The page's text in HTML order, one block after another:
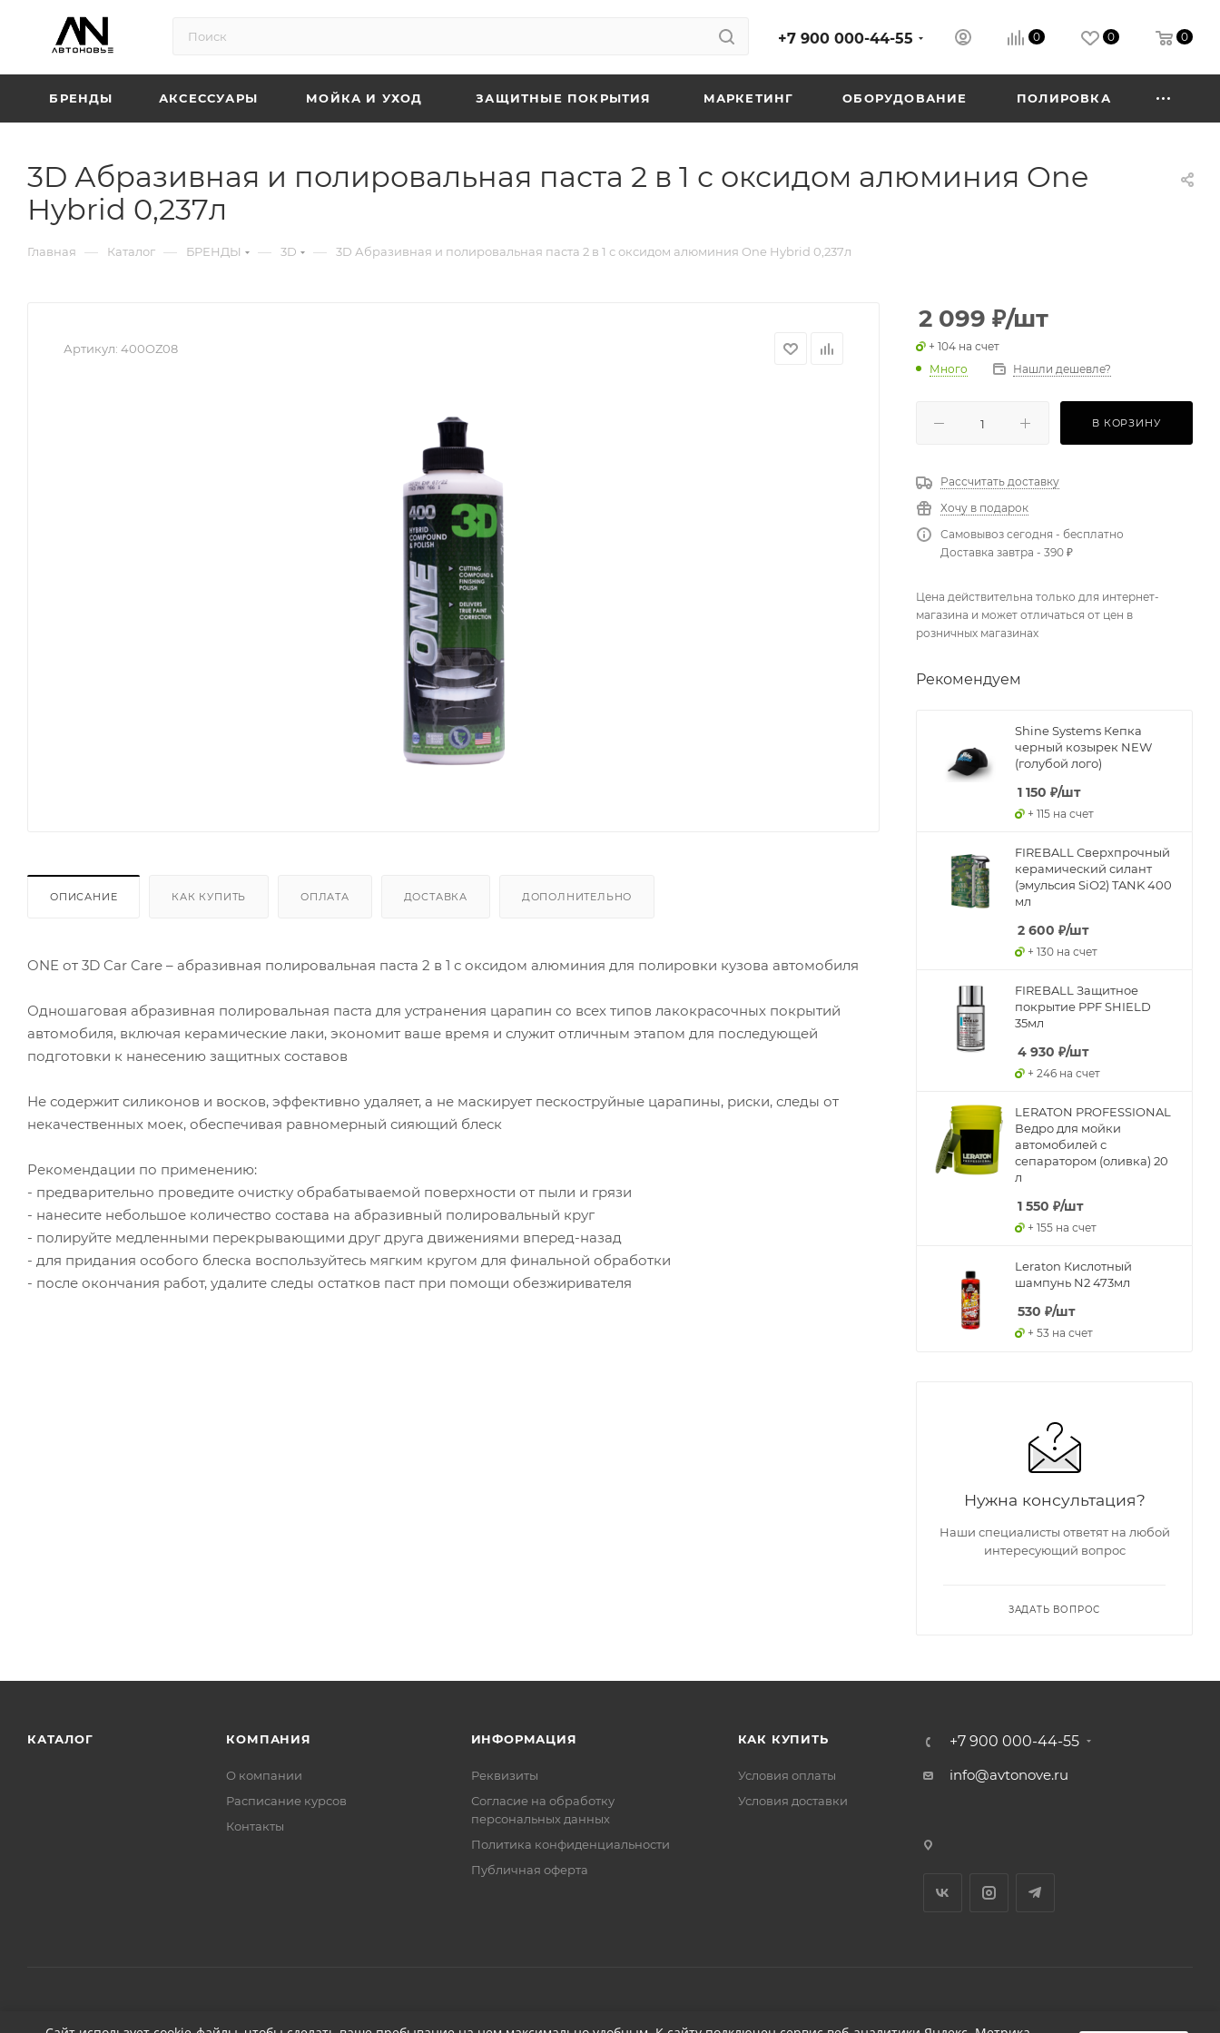
+7 900 000-44-55 0 0 0
БРЕНДЫ АКСЕССУАРЫ МОЙКА И УХОД ЗАЩИТНЫЕ ПОКРЫТИЯ МАРКЕТИНГ ОБОРУДОВАНИЕ ПОЛИРОВКА
3D Абразивная и полировальная паста 2 в 1 с оксидом алюминия One
Hybrid 0,237л
Главная — Каталог — БРЕНДЫ — 3D — 3D Абразивная и полировальная паста 2 в 1 с оксидом алюминия One Hybrid 0,237л
Артикул: 400OZ08
ОПИСАНИЕ КАК КУПИТЬ ОПЛАТА ДОСТАВКА ДОПОЛНИТЕЛЬНО
ONE от 3D Car Care – абразивная полировальная паста 2 в 1 с оксидом алюминия для полировки кузова автомобиля
Одношаговая абразивная полировальная паста для устранения царапин со всех типов лакокрасочных покрытий
автомобиля, включая керамические лаки, экономит ваше время и служит отличным этапом для последующей
подготовки к нанесению защитных составов
Не содержит силиконов и восков, эффективно удаляет, а не маскирует пескоструйные царапины, риски, следы от
некачественных моек, обеспечивая равномерный сияющий блеск
Рекомендации по применению:
- предварительно проведите очистку обрабатываемой поверхности от пыли и грязи
- нанесите небольшое количество состава на абразивный полировальный круг
- полируйте медленными перекрывающими друг друга движениями вперед-назад
- для придания особого блеска воспользуйтесь мягким кругом для финальной обработки
- после окончания работ, удалите следы остатков паст при помощи обезжиривателя
2 099 ₽/шт
+ 104 на счет
Много
Нашли дешевле?
В КОРЗИНУ
Рассчитать доставку
Хочу в подарок
Самовывоз сегодня - бесплатно
Доставка завтра - 390 ₽
Цена действительна только для интернет-
магазина и может отличаться от цен в
розничных магазинах
Рекомендуем
Shine Systems Кепка
черный козырек NEW
(голубой лого)
1 150 ₽/шт
+ 115 на счет
FIREBALL Сверхпрочный
керамический силант
(эмульсия SiO2) TANK 400
мл
2 600 ₽/шт
+ 130 на счет
FIREBALL Защитное
покрытие PPF SHIELD
35мл
4 930 ₽/шт
+ 246 на счет
LERATON PROFESSIONAL
Ведро для мойки
автомобилей с
сепаратором (оливка) 20
л
1 550 ₽/шт
+ 155 на счет
Leraton Кислотный
шампунь N2 473мл
530 ₽/шт
+ 53 на счет
Нужна консультация?
Наши специалисты ответят на любой
интересующий вопрос
ЗАДАТЬ ВОПРОС
КАТАЛОГ КОМПАНИЯ
О компании
Расписание курсов
Контакты
ИНФОРМАЦИЯ
Реквизиты
Соглаcие на обработку
персональных данных
Политика конфиденциальности
Публичная оферта
КАК КУПИТЬ
Условия оплаты
Условия доставки
+7 900 000-44-55
info@avtonove.ru
Разработано в KAPUSTA LAB